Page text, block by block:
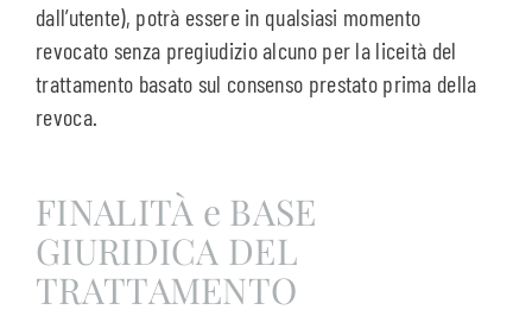
dall’utente), potrà essere in qualsiasi momento
revocato senza pregiudizio alcuno per la liceità del
trattamento basato sul consenso prestato prima della
revoca.
FINALITÀ e BASE
GIURIDICA DEL
TRATTAMENTO